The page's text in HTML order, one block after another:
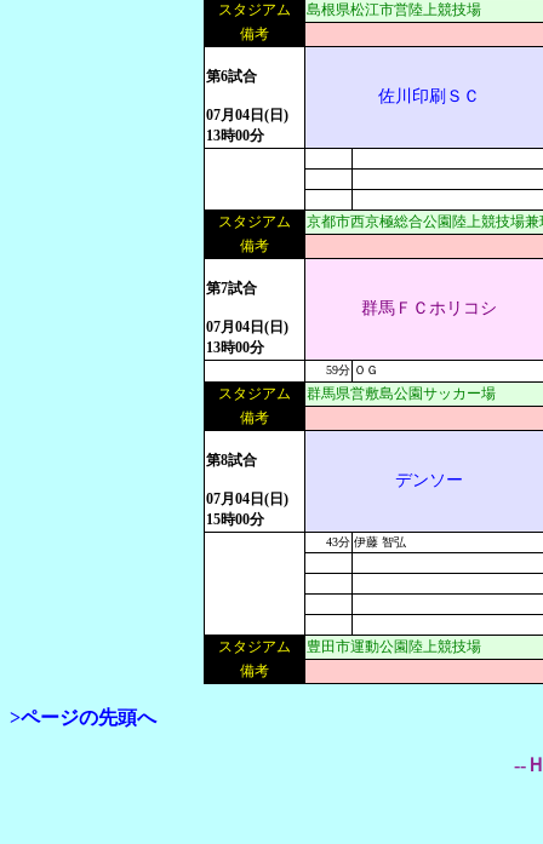
スタジアム
島根県松江市営陸上競技場
備考
第6試合
07月04日(日)
13時00分
佐川印刷ＳＣ
スタジアム
京都市西京極総合公園陸上競技場兼
備考
第7試合
07月04日(日)
13時00分
群馬ＦＣホリコシ
59分 ＯＧ
スタジアム
群馬県営敷島公園サッカー場
備考
第8試合
07月04日(日)
15時00分
デンソー
43分 伊藤 智弘
スタジアム
豊田市運動公園陸上競技場
備考
>ページの先頭へ
--